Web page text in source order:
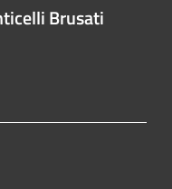
Brusati